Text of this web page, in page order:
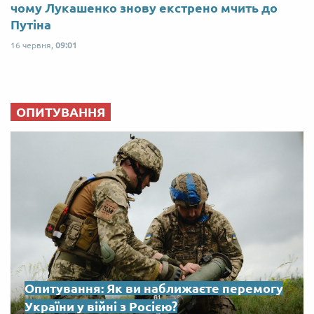
чому Лукашенко знову екстрено мчить до
Путіна
16 червня, 09:01
ОПИТУВАННЯ
Опитування: Як ви наближаєте перемогу
України у війні з Росією?